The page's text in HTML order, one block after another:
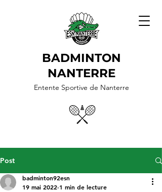
BADMINTON
NANTERRE
Entente Sportive de Nanterre
Post
badminton92esn
19 mai 2022 1 min de lecture